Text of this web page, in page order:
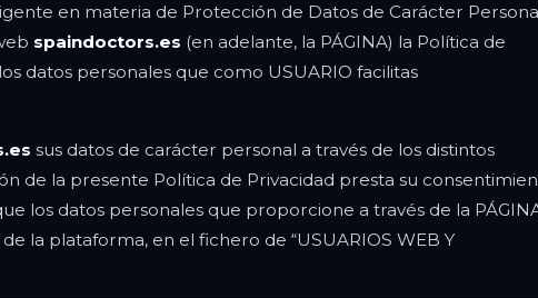
en materia de Protección de Datos de Carácter
spaindoctors.es (en adelante, la PÁGINA) la Política de
datos personales que como USUARIO facilitas
sus datos de carácter personal a través de los distintos
de la presente Política de Privacidad presta su
los datos personales que proporcione a través de la
la plataforma, en el fichero de “USUARIOS WEB Y